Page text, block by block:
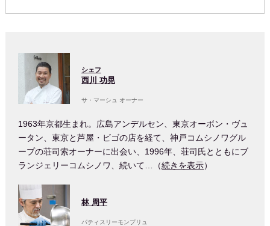
シェフ
西川 功晃
サ・マーシュ オーナー
1963年京都生まれ。広島アンデルセン、東京オーボン・ヴュ
ータン、東京と芦屋・ビゴの店を経て、神戸コムシノワグル
ープの荘司索オーナーに出会い、1996年、荘司氏とともにブ
ランジェリーコムシノワ、続いて…（続きを表示）
林 周平
パティスリーモンプリュ